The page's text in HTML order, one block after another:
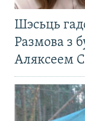
Шэсьць
Размова з
Аляксеем